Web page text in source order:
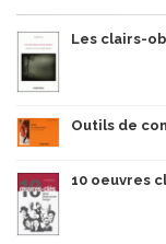
Les clairs-
Outils de
10 oeuvres